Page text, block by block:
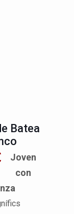
Batea
Joven
con